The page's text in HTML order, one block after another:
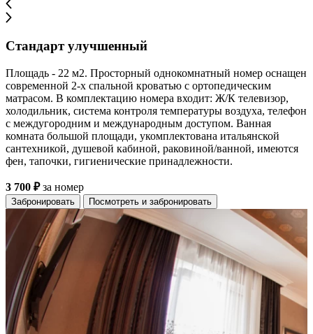
Стандарт улучшенный
Площадь - 22 м2. Просторный однокомнатный номер оснащен
современной 2-x спальной кроватью с ортопедическим
матрасом. В комплектацию номера входит: Ж/К телевизор,
холодильник, система контроля температуры воздуха, телефон
с междугородним и международным доступом. Ванная
комната большой площади, укомплектована итальянской
сантехникой, душевой кабиной, раковиной/ванной, имеются
фен, тапочки, гигиенические принадлежности.
3 700 ₽за номер
Забронировать Посмотреть и забронировать